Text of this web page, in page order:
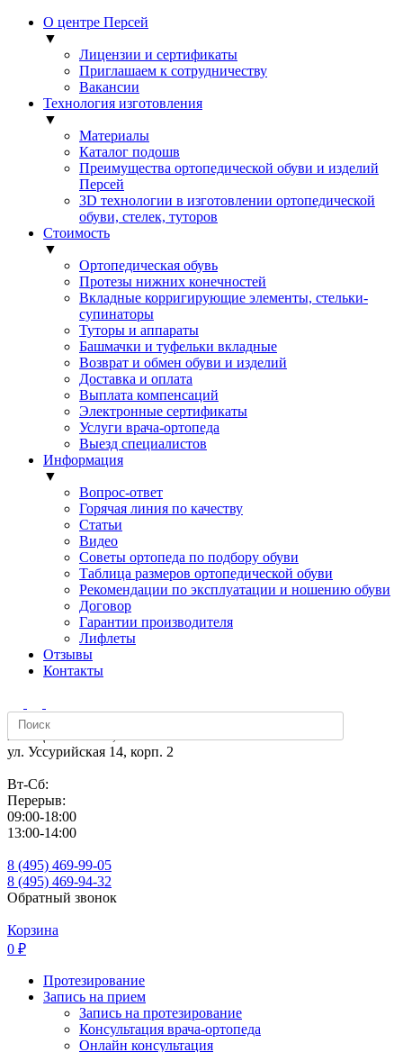
О центре Персей
▼
Лицензии и сертификаты
Приглашаем к сотрудничеству
Вакансии
Технология изготовления
▼
Материалы
Каталог подошв
Преимущества ортопедической обуви и изделий
Персей
3D технологии в изготовлении ортопедической
обуви, стелек, туторов
Стоимость
▼
Ортопедическая обувь
Протезы нижних конечностей
Вкладные корригирующие элементы, стельки-
супинаторы
Туторы и аппараты
Башмачки и туфельки вкладные
Возврат и обмен обуви и изделий
Доставка и оплата
Выплата компенсаций
Электронные сертификаты
Услуги врача-ортопеда
Выезд специалистов
Информация
▼
Вопрос-ответ
Горячая линия по качеству
Статьи
Видео
Советы ортопеда по подбору обуви
Таблица размеров ортопедической обуви
Рекомендации по эксплуатации и ношению обуви
Договор
Гарантии производителя
Лифлеты
Отзывы
Контакты
м. «Щелковская»,
ул. Уссурийская 14, корп. 2
Вт-Сб:
Перерыв:
09:00-18:00
13:00-14:00
8 (495) 469-99-05
8 (495) 469-94-32
Обратный звонок
Корзина
0 ₽
Протезирование
Запись на прием
Запись на протезирование
Консультация врача-ортопеда
Онлайн консультация